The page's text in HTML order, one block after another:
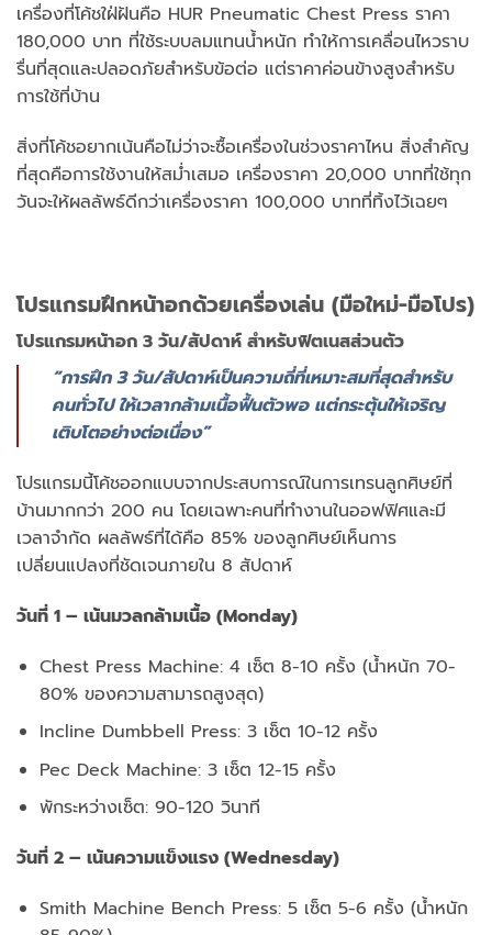
เครื่องที่โค้ชใฝ่ฝันคือ HUR Pneumatic Chest Press ราคา
180,000 บาท ที่ใช้ระบบลมแทนน้ำหนัก ทำให้การเคลื่อนไหวราบ
รื่นที่สุดและปลอดภัยสำหรับข้อต่อ แต่ราคาค่อนข้างสูงสำหรับ
การใช้ที่บ้าน
สิ่งที่โค้ชอยากเน้นคือไม่ว่าจะซื้อเครื่องในช่วงราคาไหน สิ่งสำคัญ
ที่สุดคือการใช้งานให้สม่ำเสมอ เครื่องราคา 20,000 บาทที่ใช้ทุก
วันจะให้ผลลัพธ์ดีกว่าเครื่องราคา 100,000 บาทที่ทิ้งไว้เฉยๆ
โปรแกรมฝึกหน้าอกด้วยเครื่องเล่น (มือใหม่-มือโปร)
โปรแกรมหน้าอก 3 วัน/สัปดาห์ สำหรับฟิตเนสส่วนตัว
“การฝึก 3 วัน/สัปดาห์เป็นความถี่ที่เหมาะสมที่สุดสำหรับ
คนทั่วไป ให้เวลากล้ามเนื้อฟื้นตัวพอ แต่กระตุ้นให้เจริญ
เติบโตอย่างต่อเนื่อง”
โปรแกรมนี้โค้ชออกแบบจากประสบการณ์ในการเทรนลูกศิษย์ที่
บ้านมากกว่า 200 คน โดยเฉพาะคนที่ทำงานในออฟฟิศและมี
เวลาจำกัด ผลลัพธ์ที่ได้คือ 85% ของลูกศิษย์เห็นการ
เปลี่ยนแปลงที่ชัดเจนภายใน 8 สัปดาห์
วันที่ 1 – เน้นมวลกล้ามเนื้อ (Monday)
Chest Press Machine: 4 เซ็ต 8-10 ครั้ง (น้ำหนัก 70-
80% ของความสามารถสูงสุด)
Incline Dumbbell Press: 3 เซ็ต 10-12 ครั้ง
Pec Deck Machine: 3 เซ็ต 12-15 ครั้ง
พักระหว่างเซ็ต: 90-120 วินาที
วันที่ 2 – เน้นความแข็งแรง (Wednesday)
Smith Machine Bench Press: 5 เซ็ต 5-6 ครั้ง (น้ำหนัก